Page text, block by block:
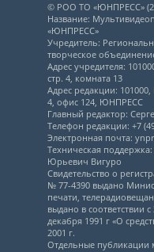
© РОО ТО «ЮНПРЕСС»
Название:
«ЮНПРЕСС»
Учредитель:
творческое
Адрес учредителя:
стр. 4, комната 13
Адрес редакции:
4, офис 124, ЮНПРЕСС
Главный редактор:
Телефон редакции: +7
Электронная почта:
Техническая
Юрьевич Вигуро
Свидетельство о
№ 77-4390 выдано
печати,
выдано в соответствии
декабря 1991 г «О
2001 г.
Отдельные публикации